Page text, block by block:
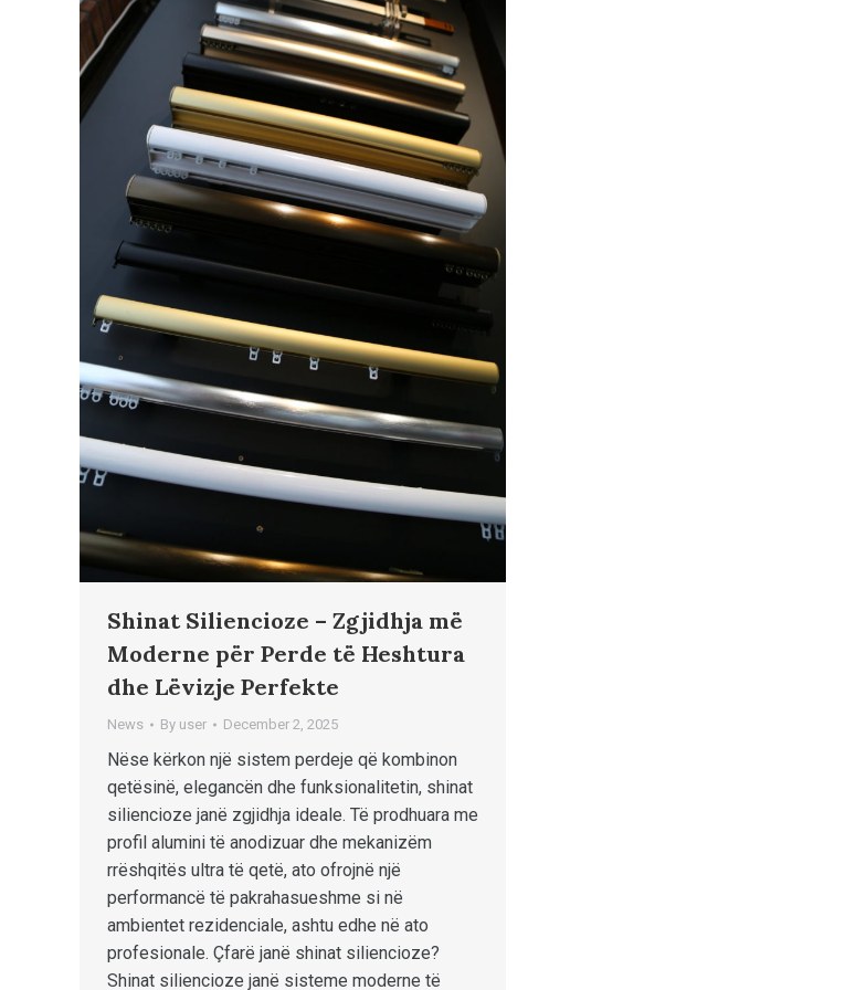
Shinat Siliencioze – Zgjidhja më
Moderne për Perde të Heshtura
dhe Lëvizje Perfekte
News By user December 2, 2025
Nëse kërkon një sistem perdeje që kombinon
qetësinë, elegancën dhe funksionalitetin, shinat
siliencioze janë zgjidhja ideale. Të prodhuara me
profil alumini të anodizuar dhe mekanizëm
rrëshqitës ultra të qetë, ato ofrojnë një
performancë të pakrahasueshme si në
ambientet rezidenciale, ashtu edhe në ato
profesionale. Çfarë janë shinat siliencioze?
Shinat siliencioze janë sisteme moderne të